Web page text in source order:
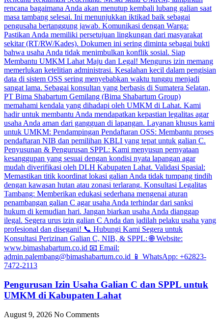
Pengurusan Izin Usaha Galian C dan SPPL untuk
UMKM di Kabupaten Lahat
August 9, 2026 No Comments